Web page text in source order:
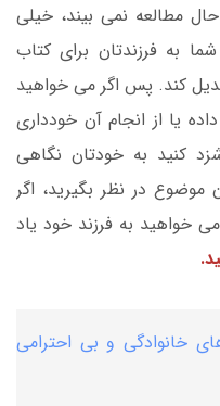
مطالعه نمی بیند، خیلی
شما به فرزندتان برای کتاب
کند. پس اگر می خواهید
یا از انجام آن خودداری
کنید به خودتان نگاهی
موضوع در نظر بگیرید، اگر
خواهید به فرزند خود یاد
خانوادگی و بی احترامی